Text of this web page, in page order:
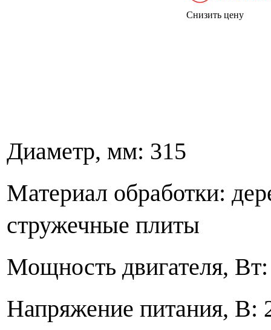
Снизить цену
Диаметр, мм:
Материал обработки:
стружечные плиты
Мощность
Напряжение питания, В: